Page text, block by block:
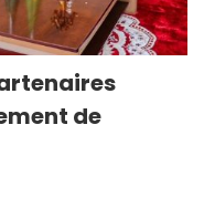
de